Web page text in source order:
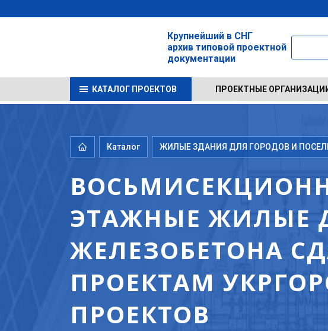
Крупнейший в СНГ
архив типовой проектной
документации
КАТАЛОГ ПРОЕКТОВ ПРОЕКТНЫЕ
Каталог ЖИЛЫЕ ЗДАНИЯ ДЛЯ ГОРОДОВ И
ЭТАЖНЫЕ ЖИЛЫЕ
ЖЕЛЕЗОБЕТОНА
ПРОЕКТАМ
ПРОЕКТОВ